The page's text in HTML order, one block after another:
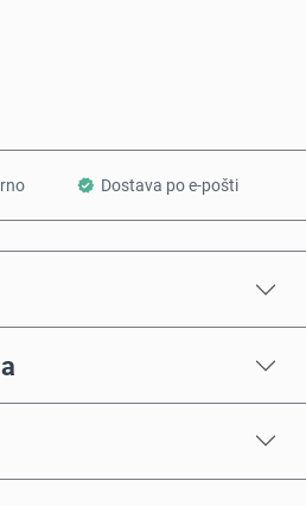
Dostava po e-pošti